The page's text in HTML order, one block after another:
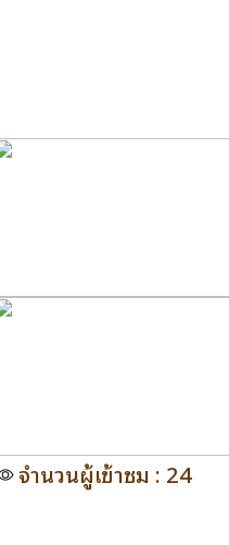
จำนวนผู้เข้าชม : 24